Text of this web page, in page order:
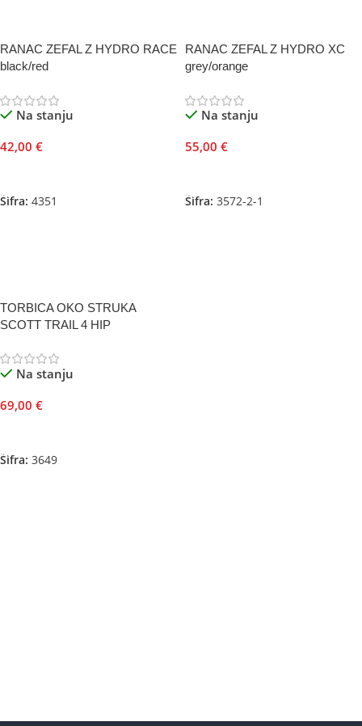
RANAC ZEFAL Z HYDRO RACE
black/red
Na stanju
42,00 €
Šifra: 4351
RANAC ZEFAL Z HYDRO XC
grey/orange
Na stanju
55,00 €
Šifra: 3572-2-1
TORBICA OKO STRUKA
SCOTT TRAIL 4 HIP
Na stanju
69,00 €
Šifra: 3649